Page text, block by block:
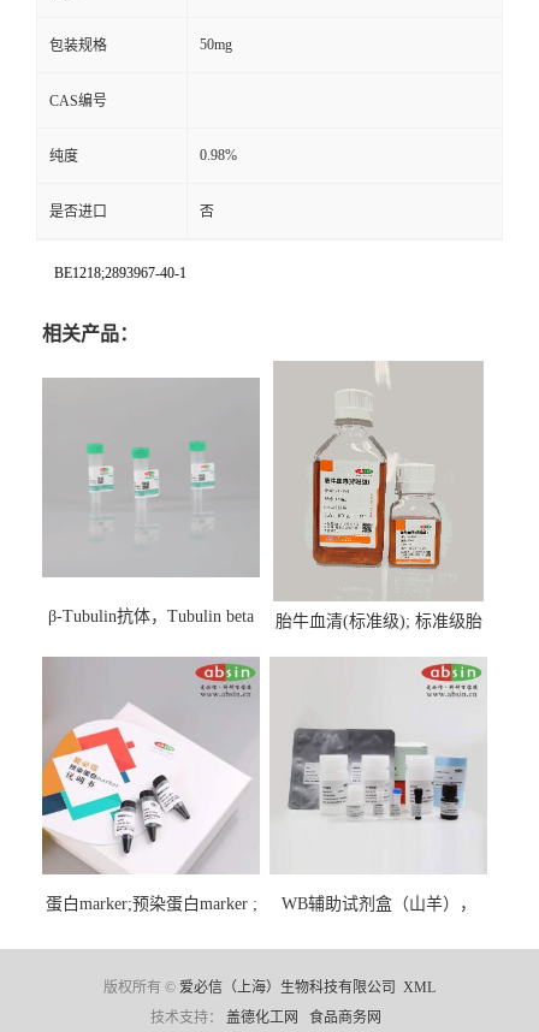
包装规格 50mg
CAS编号
纯度 0.98%
是否进口 否
BE1218;2893967-40-1
相关产品：
β-Tubulin抗体，Tubulin beta
胎牛血清(标准级); 标准级胎
蛋白marker;预染蛋白marker ;
WB辅助试剂盒（山羊），
版权所有 © 爱必信（上海）生物科技有限公司 XML
技术支持： 盖德化工网 食品商务网